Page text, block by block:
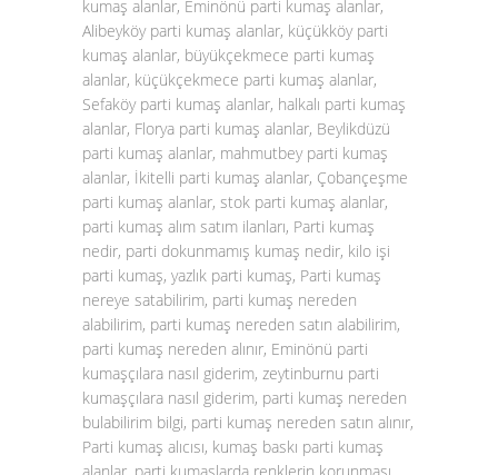
kumaş alanlar, Eminönü parti kumaş alanlar,
Alibeyköy parti kumaş alanlar, küçükköy parti
kumaş alanlar, büyükçekmece parti kumaş
alanlar, küçükçekmece parti kumaş alanlar,
Sefaköy parti kumaş alanlar, halkalı parti kumaş
alanlar, Florya parti kumaş alanlar, Beylikdüzü
parti kumaş alanlar, mahmutbey parti kumaş
alanlar, İkitelli parti kumaş alanlar, Çobançeşme
parti kumaş alanlar, stok parti kumaş alanlar,
parti kumaş alım satım ilanları, Parti kumaş
nedir, parti dokunmamış kumaş nedir, kilo işi
parti kumaş, yazlık parti kumaş, Parti kumaş
nereye satabilirim, parti kumaş nereden
alabilirim, parti kumaş nereden satın alabilirim,
parti kumaş nereden alınır, Eminönü parti
kumaşçılara nasıl giderim, zeytinburnu parti
kumaşçılara nasıl giderim, parti kumaş nereden
bulabilirim bilgi, parti kumaş nereden satın alınır,
Parti kumaş alıcısı, kumaş baskı parti kumaş